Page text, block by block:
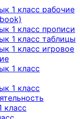
1 класс рабочие
1 класс прописи
1 класс таблицы
1 класс игровое
1 класс
1 класс
класс